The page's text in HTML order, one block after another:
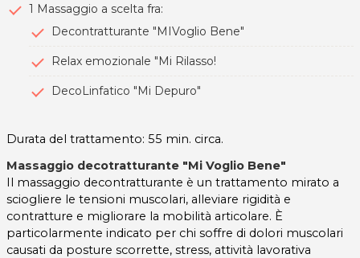
1 Massaggio a scelta fra:
Decontratturante "MIVoglio Bene"
Relax emozionale "Mi Rilasso!
DecoLinfatico "Mi Depuro"
Durata del trattamento: 55 min. circa.
Massaggio decotratturante "Mi Voglio Bene"
Il massaggio decontratturante è un trattamento mirato a
sciogliere le tensioni muscolari, alleviare rigidità e
contratture e migliorare la mobilità articolare. È
particolarmente indicato per chi soffre di dolori muscolari
causati da posture scorrette, stress, attività lavorativa